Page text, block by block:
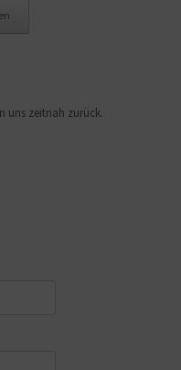
uns zeitnah zurück.